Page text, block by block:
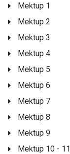
Mektup 1
Mektup 2
Mektup 3
Mektup 4
Mektup 5
Mektup 6
Mektup 7
Mektup 8
Mektup 9
Mektup 10 - 11